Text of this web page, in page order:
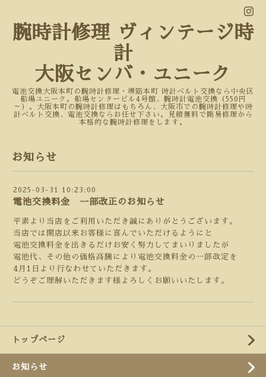
腕時計修理 ヴィンテージ時
計
大阪センバ・ユニーク
電池交換大阪本町の腕時計修理・堺筋本町 時計ベルト交換なら中央区
船場ユニーク。船場センタービル4号館、腕時計電池交換（550円
～）。大阪本町の腕時計修理はもちろん、大阪市での腕時計修理や時
計ベルト交換、電池交換ならお任せ下さい。見積無料で簡易修理から
本格的な腕時計修理をします。
お知らせ
2025-03-31 10:23:00
電池交換料金 一部改正のお知らせ
平素より当店をご利用いただき誠にありがとうございます。
当店では開店以来お客様に喜んでいただけるようにと
電池交換料金を出きるだけお安く努力してまいりましたが
電池代、その他の価格高騰により電池交換料金の一部改定を
4月1日より行なわせていただきます。
どうぞご理解いただきます様よろしくお願いいたします。
トップページ
お知らせ